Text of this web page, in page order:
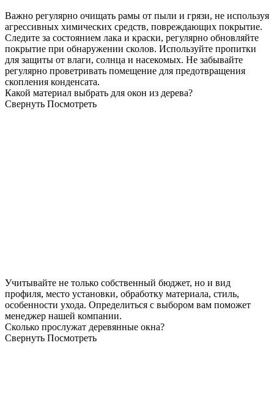
Важно регулярно очищать рамы от пыли и грязи, не используя
агрессивных химических средств, повреждающих покрытие.
Следите за состоянием лака и краски, регулярно обновляйте
покрытие при обнаружении сколов. Используйте пропитки
для защиты от влаги, солнца и насекомых. Не забывайте
регулярно проветривать помещение для предотвращения
скопления конденсата.
Какой материал выбрать для окон из дерева?
Свернуть Посмотреть
Учитывайте не только собственный бюджет, но и вид
профиля, место установки, обработку материала, стиль,
особенности ухода. Определиться с выбором вам поможет
менеджер нашей компании.
Сколько прослужат деревянные окна?
Свернуть Посмотреть